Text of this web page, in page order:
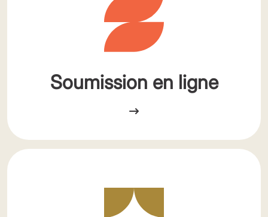
Soumission en ligne